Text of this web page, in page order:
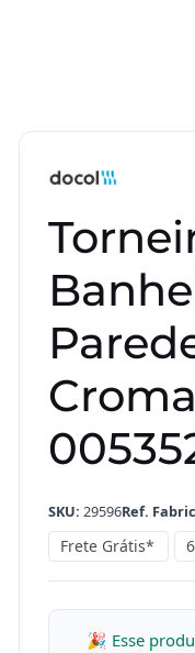
SKU: 29596Ref.
Frete Grátis*
🎉 Esse